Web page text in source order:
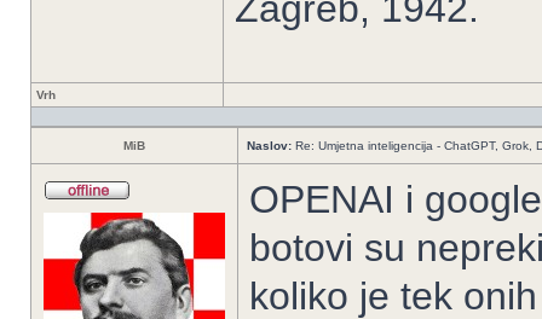
Vrh
MiB Naslov: Re: Umjetna inteligencija - ChatGPT, Grok,
OPENAI i
botovi su
koliko je tek